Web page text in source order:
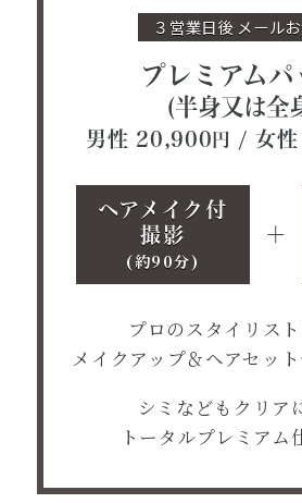
３営業日後 メール
プレミアムパ
(半身又は全
男性 20,900 円 / 女
ヘアメイク付
撮影
(約90分)
＋
プロのスタイリス
メイクアップ＆ヘアセット
シミなどもクリア
トータルプレミアム